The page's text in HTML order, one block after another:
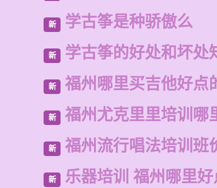
新 学古筝是种骄傲么
新 学古筝的好处和坏处
新 福州哪里买吉他好点
新 福州尤克里里培训哪
新 福州流行唱法培训班
新 乐器培训 福州哪里